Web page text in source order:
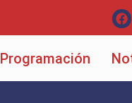
Programación